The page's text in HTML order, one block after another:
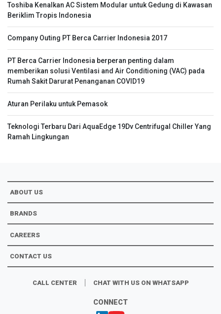
Toshiba Kenalkan AC Sistem Modular untuk Gedung di Kawasan
Beriklim Tropis Indonesia
Company Outing PT Berca Carrier Indonesia 2017
PT Berca Carrier Indonesia berperan penting dalam
memberikan solusi Ventilasi and Air Conditioning (VAC) pada
Rumah Sakit Darurat Penanganan COVID19
Aturan Perilaku untuk Pemasok
Teknologi Terbaru Dari AquaEdge 19Dv Centrifugal Chiller Yang
Ramah Lingkungan
ABOUT US
BRANDS
CAREERS
CONTACT US
CALL CENTER CHAT WITH US ON WHATSAPP
CONNECT